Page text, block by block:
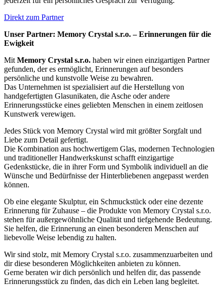
Direkt zum Partner
Unser Partner: Memory Crystal s.r.o. – Erinnerungen für die
Ewigkeit
Mit Memory Crystal s.r.o. haben wir einen einzigartigen Partner
gefunden, der es ermöglicht, Erinnerungen auf besonders
persönliche und kunstvolle Weise zu bewahren.
Das Unternehmen ist spezialisiert auf die Herstellung von
handgefertigten Glasunikaten, die Asche oder andere
Erinnerungsstücke eines geliebten Menschen in einem zeitlosen
Kunstwerk verewigen.
Jedes Stück von Memory Crystal wird mit größter Sorgfalt und
Liebe zum Detail gefertigt.
Die Kombination aus hochwertigem Glas, modernen Technologien
und traditioneller Handwerkskunst schafft einzigartige
Gedenkstücke, die in ihrer Form und Symbolik individuell an die
Wünsche und Bedürfnisse der Hinterbliebenen angepasst werden
können.
Ob eine elegante Skulptur, ein Schmuckstück oder eine dezente
Erinnerung für Zuhause – die Produkte von Memory Crystal s.r.o.
stehen für außergewöhnliche Qualität und tiefgehende Bedeutung.
Sie helfen, die Erinnerung an einen besonderen Menschen auf
liebevolle Weise lebendig zu halten.
Wir sind stolz, mit Memory Crystal s.r.o. zusammenzuarbeiten und
dir diese besonderen Möglichkeiten anbieten zu können.
Gerne beraten wir dich persönlich und helfen dir, das passende
Erinnerungsstück zu finden, das dich ein Leben lang begleitet.